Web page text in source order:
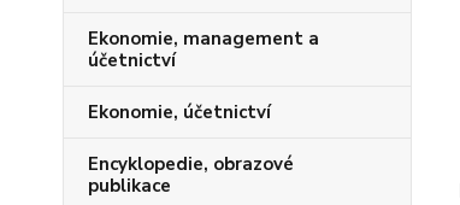
Ekonomie, management a
účetnictví
Ekonomie, účetnictví
Encyklopedie, obrazové
publikace